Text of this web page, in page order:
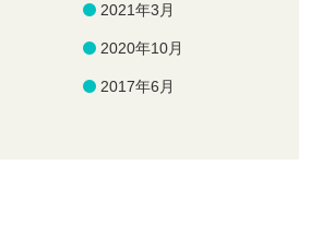
2021年3月
2020年10月
2017年6月